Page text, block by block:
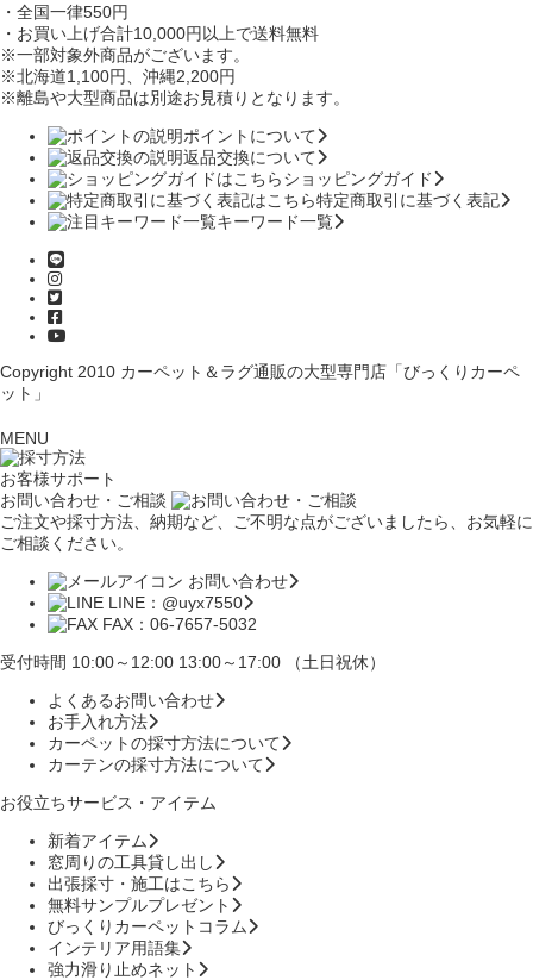
・全国一律550円
・お買い上げ合計10,000円 以上で送料無料
※一部対象外商品がございます。
※北海道1,100円
、沖縄2,200円
※離島や大型商品は別途お見積りとなります。
ポイントについて
返品交換について
ショッピングガイド
特定商取引に基づく表記
キーワード一覧
Copyright 2010 カーペット＆ラグ通販の大型専門店「びっくりカーペ
ット」
MENU
お客様サポート
お問い合わせ・ご相談
ご注文や採寸方法、納期など、ご不明な点がございましたら、お気軽に
ご相談ください。
お問い合わせ
LINE：@uyx7550
FAX：06-7657-5032
受付時間 10:00～12:00 13:00～17:00 （土日祝休）
よくあるお問い合わせ
お手入れ方法
カーペットの採寸方法について
カーテンの採寸方法について
お役立ちサービス・アイテム
新着アイテム
窓周りの工具貸し出し
出張採寸・施工はこちら
無料サンプルプレゼント
びっくりカーペットコラム
インテリア用語集
強力滑り止めネット